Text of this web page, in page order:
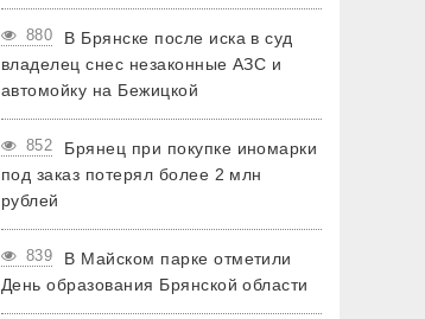
880
В Брянске после иска в суд
владелец снес незаконные АЗС и
автомойку на Бежицкой
852
Брянец при покупке иномарки
под заказ потерял более 2 млн
рублей
839
В Майском парке отметили
День образования Брянской области